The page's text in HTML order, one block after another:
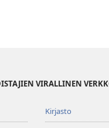
VIRALLINEN
Kirjasto